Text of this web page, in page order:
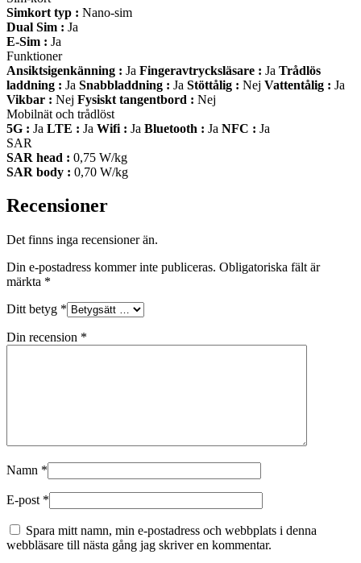
Simkort typ : Nano-sim
Dual Sim : Ja
E-Sim : Ja
Funktioner
Ansiktsigenkänning : Ja Fingeravtrycksläsare : Ja Trådlös
laddning : Ja Snabbladdning : Ja Stöttålig : Nej Vattentålig : Ja
Vikbar : Nej Fysiskt tangentbord : Nej
Mobilnät och trådlöst
5G : Ja LTE : Ja Wifi : Ja Bluetooth : Ja NFC : Ja
SAR
SAR head : 0,75 W/kg
SAR body : 0,70 W/kg
Recensioner
Det finns inga recensioner än.
Din e-postadress kommer inte publiceras. Obligatoriska fält är
märkta *
Ditt betyg *
Din recension *
Namn *
E-post *
Spara mitt namn, min e-postadress och webbplats i denna
webbläsare till nästa gång jag skriver en kommentar.